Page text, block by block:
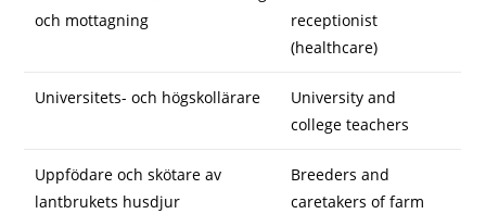
och mottagning
receptionist
(healthcare)
Universitets- och högskollärare
University and
college teachers
Uppfödare och skötare av
lantbrukets husdjur
Breeders and
caretakers of farm